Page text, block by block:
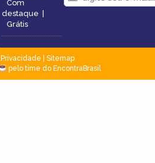
Com
destaque |
Grátis
Privacidade
Sitemap
pelo time do EncontraBrasil